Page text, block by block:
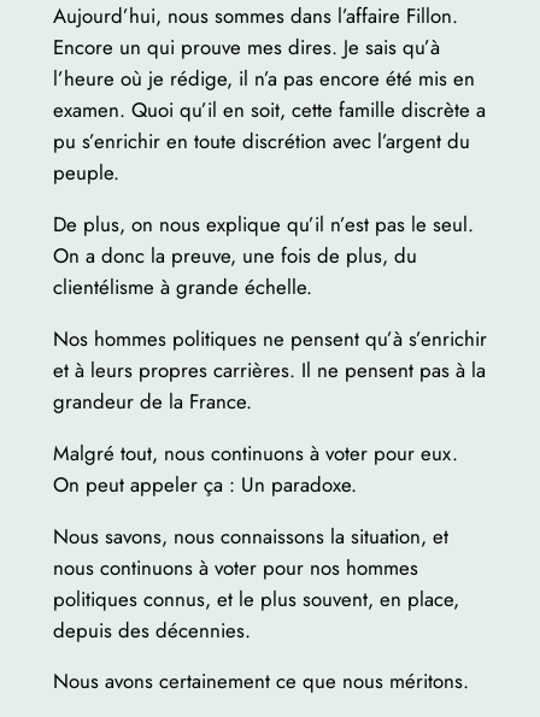
Aujourd’hui, nous sommes dans l’affaire Fillon.
Encore un qui prouve mes dires. Je sais qu’à
l’heure où je rédige, il n’a pas encore été mis en
examen. Quoi qu’il en soit, cette famille discrète a
pu s’enrichir en toute discrétion avec l’argent du
peuple.
De plus, on nous explique qu’il n’est pas le seul.
On a donc la preuve, une fois de plus, du
clientélisme à grande échelle.
Nos hommes politiques ne pensent qu’à s’enrichir
et à leurs propres carrières. Il ne pensent pas à la
grandeur de la France.
Malgré tout, nous continuons à voter pour eux.
On peut appeler ça : Un paradoxe.
Nous savons, nous connaissons la situation, et
nous continuons à voter pour nos hommes
politiques connus, et le plus souvent, en place,
depuis des décennies.
Nous avons certainement ce que nous méritons.